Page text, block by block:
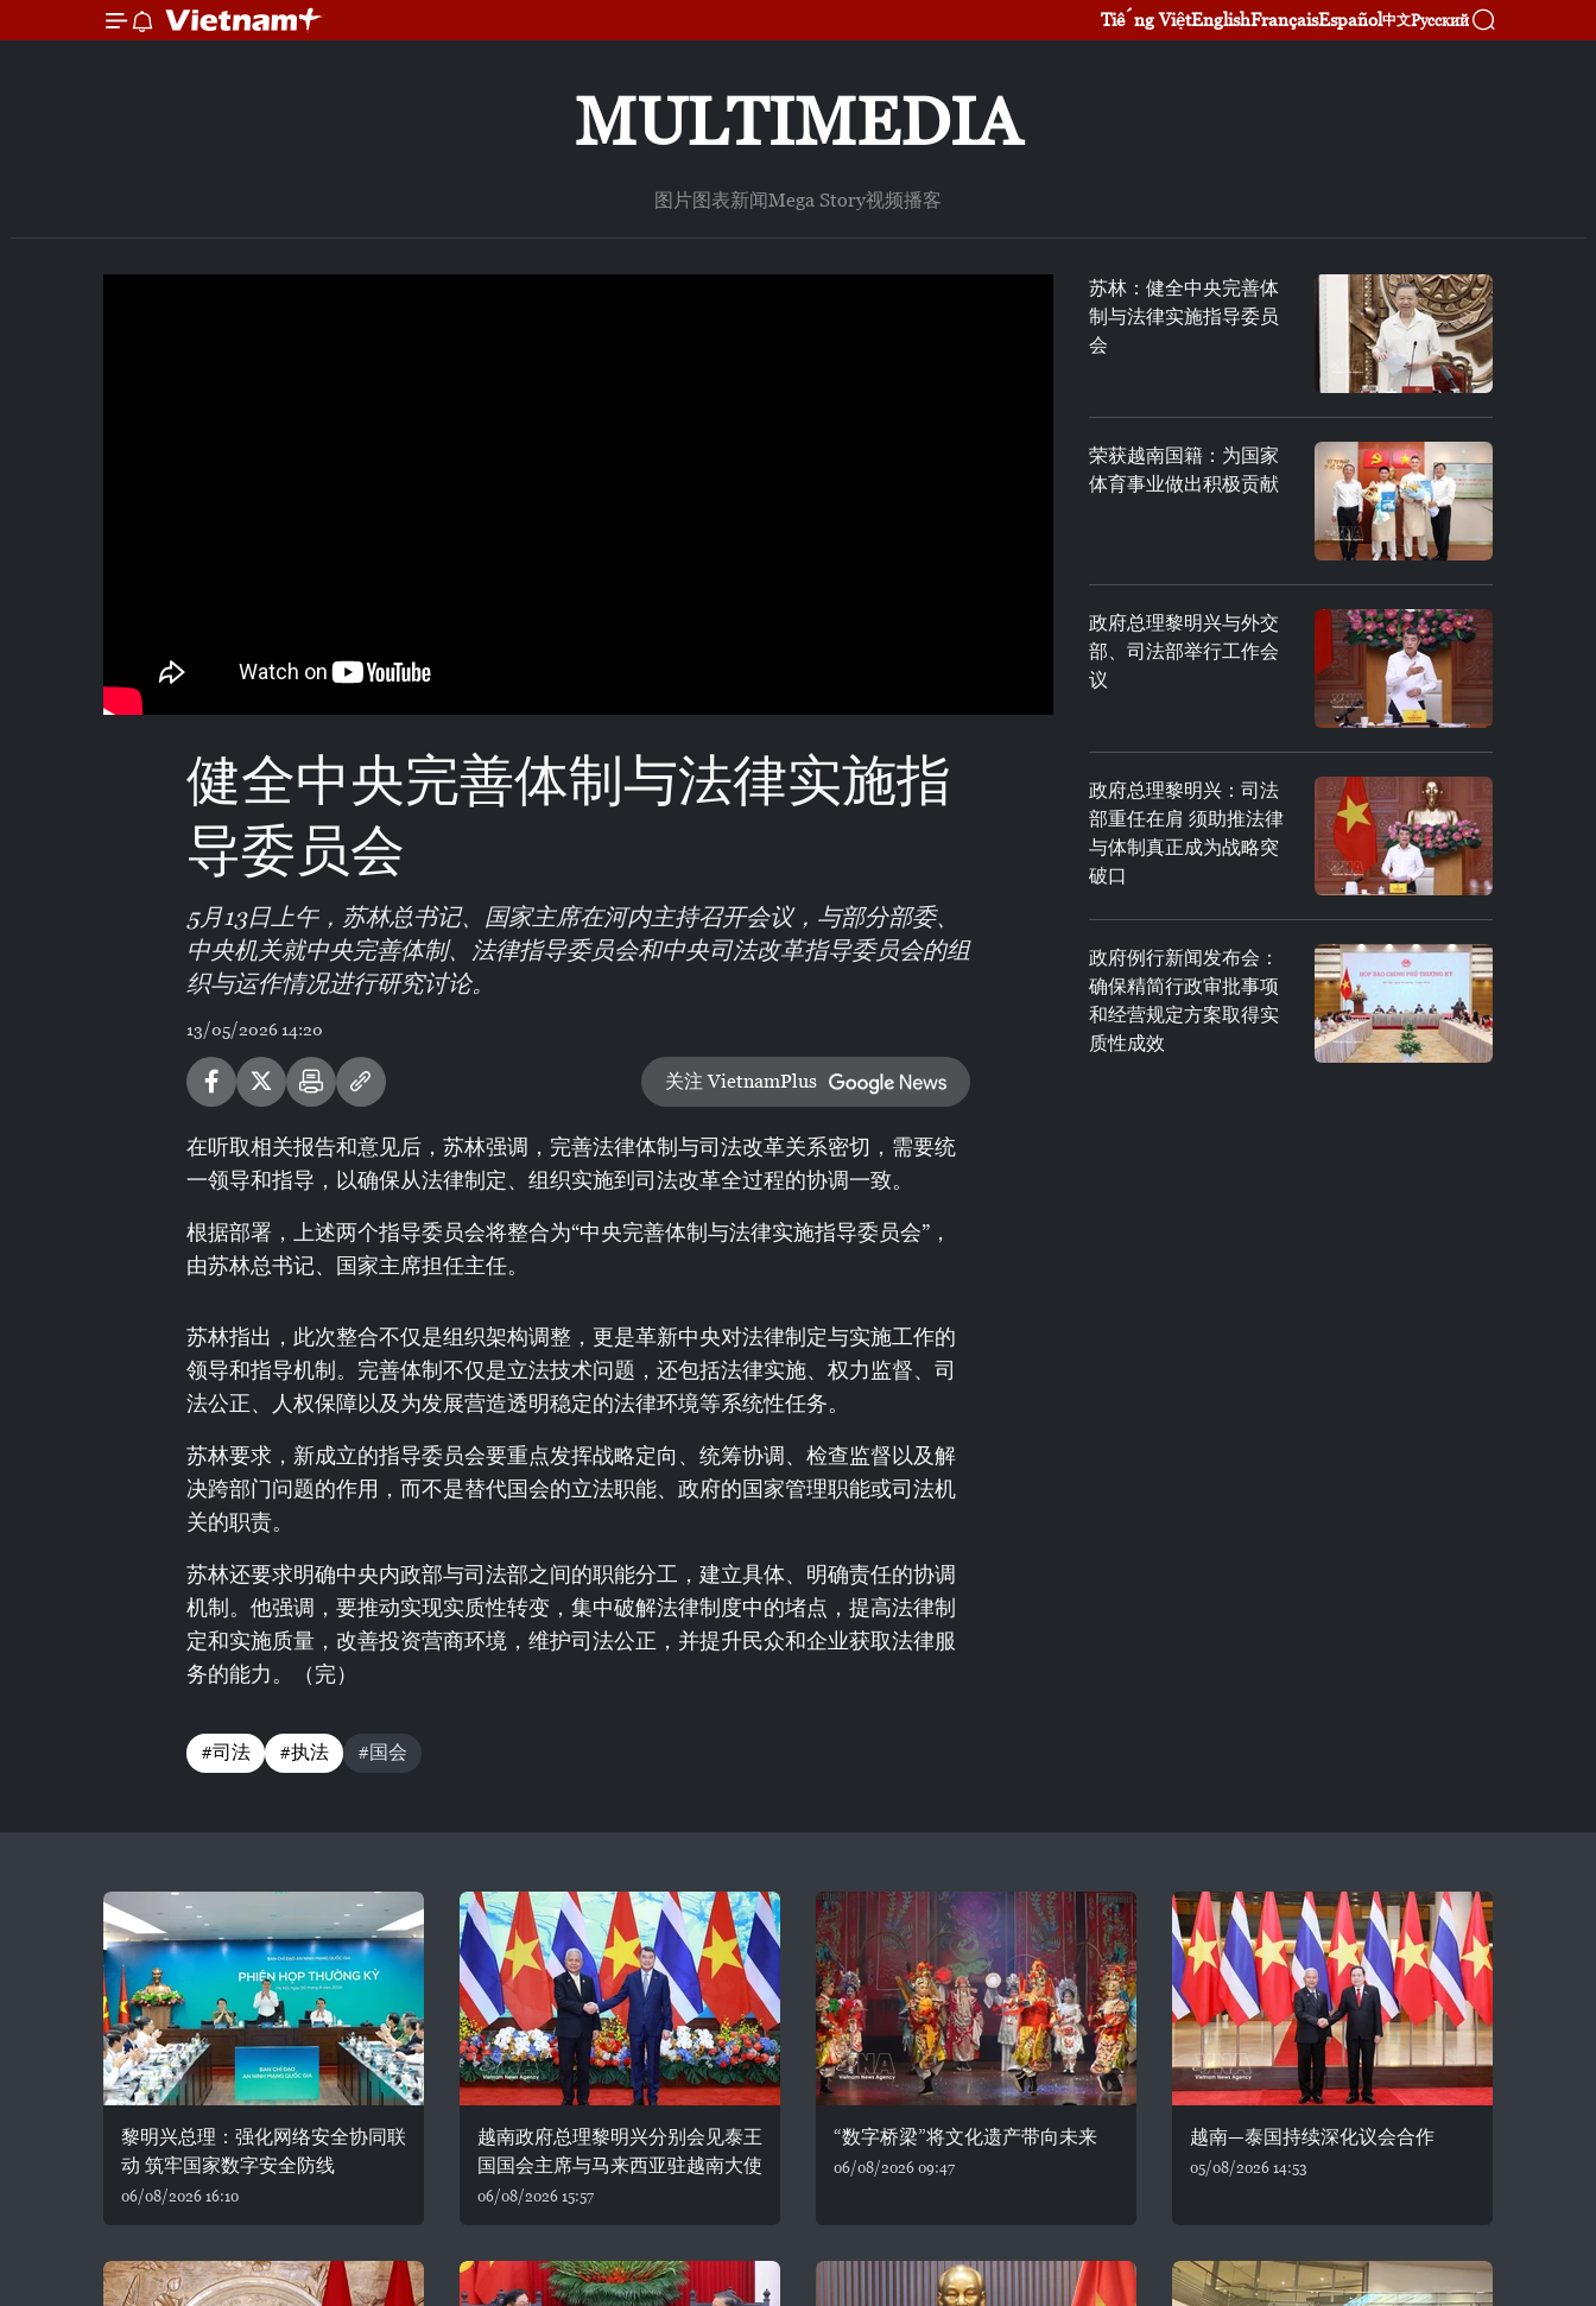
Tiếng ViệtEnglishFrançaisEspañol中文Русский
MULTIMEDIA
图片图表新闻Mega Story视频播客
健全中央完善体制与法律实施指
导委员会
5月13日上午，苏林总书记、国家主席在河内主持召开会议，与部分部委、
中央机关就中央完善体制、法律指导委员会和中央司法改革指导委员会的组
织与运作情况进行研究讨论。
13/05/2026 14:20
关注 VietnamPlus
在听取相关报告和意见后，苏林强调，完善法律体制与司法改革关系密切，需要统
一领导和指导，以确保从法律制定、组织实施到司法改革全过程的协调一致。
根据部署，上述两个指导委员会将整合为“中央完善体制与法律实施指导委员会”，
由苏林总书记、国家主席担任主任。
苏林指出，此次整合不仅是组织架构调整，更是革新中央对法律制定与实施工作的
领导和指导机制。完善体制不仅是立法技术问题，还包括法律实施、权力监督、司
法公正、人权保障以及为发展营造透明稳定的法律环境等系统性任务。
苏林要求，新成立的指导委员会要重点发挥战略定向、统筹协调、检查监督以及解
决跨部门问题的作用，而不是替代国会的立法职能、政府的国家管理职能或司法机
关的职责。
苏林还要求明确中央内政部与司法部之间的职能分工，建立具体、明确责任的协调
机制。他强调，要推动实现实质性转变，集中破解法律制度中的堵点，提高法律制
定和实施质量，改善投资营商环境，维护司法公正，并提升民众和企业获取法律服
务的能力。（完）
#司法 #执法 #国会
苏林：健全中央完善体
制与法律实施指导委员
会
荣获越南国籍：为国家
体育事业做出积极贡献
政府总理黎明兴与外交
部、司法部举行工作会
议
政府总理黎明兴：司法
部重任在肩 须助推法律
与体制真正成为战略突
破口
政府例行新闻发布会：
确保精简行政审批事项
和经营规定方案取得实
质性成效
黎明兴总理：强化网络安全协同联
动 筑牢国家数字安全防线
06/08/2026 16:10
越南政府总理黎明兴分别会见泰王
国国会主席与马来西亚驻越南大使
06/08/2026 15:57
“数字桥梁”将文化遗产带向未来
06/08/2026 09:47
越南—泰国持续深化议会合作
05/08/2026 14:53